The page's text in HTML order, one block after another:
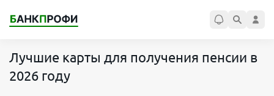
Лучшие карты для получения пенсии в
2026 году